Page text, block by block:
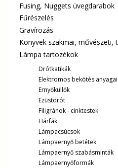
Fusing, Nuggets üvegdarabok
Fűrészelés
Gravírozás
Könyvek szakmai, művészeti,
Lámpa tartozékok
Drótkatikák
Elektromos bekötés anyagai
Ernyőküllők
Ezüstdrót
Filigránok - cinktestek
Hárfák
Lámpacsúcsok
Lámpaernyő betétek
Lámpaernyő szabásminták
Lámpaernyőformák